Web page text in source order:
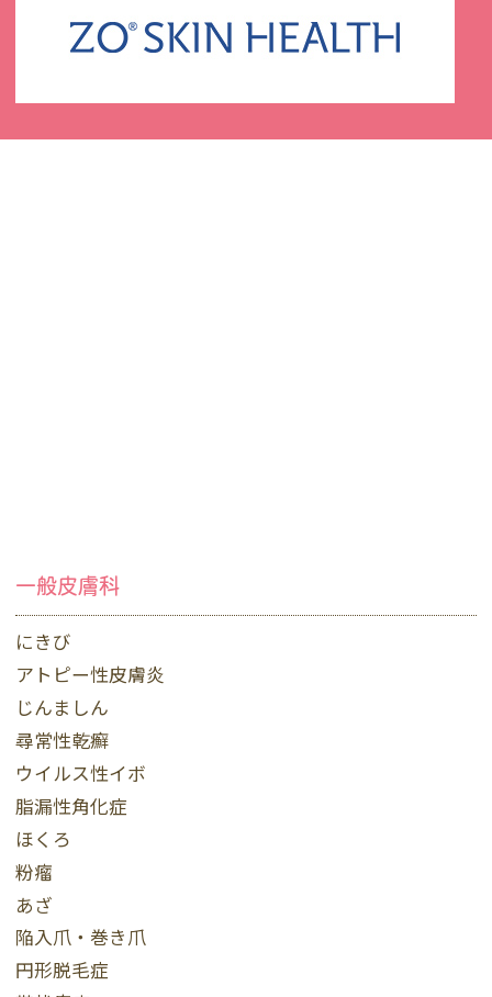
一般皮膚科
にきび
アトピー性皮膚炎
じんましん
尋常性乾癬
ウイルス性イボ
脂漏性角化症
ほくろ
粉瘤
あざ
陥入爪・巻き爪
円形脱毛症